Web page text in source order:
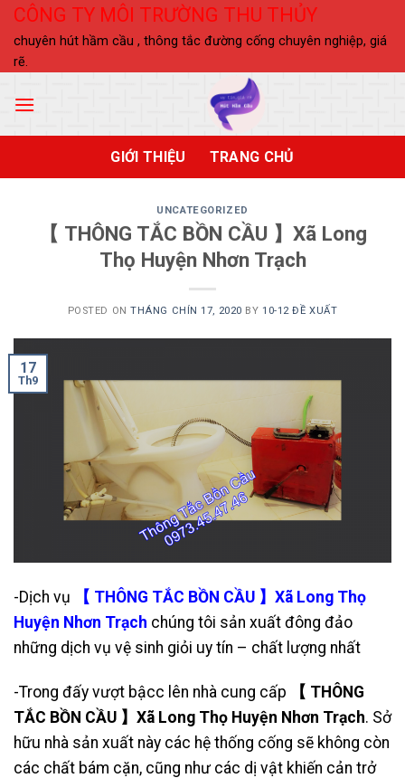
Skip
content
CÔNG TY MÔI TRƯỜNG THU THỦY
chuyên hút hầm cầu , thông tắc đường cống chuyên nghiệp, giá
rẽ.
GIỚI THIỆU TRANG CHỦ
UNCATEGORIZED
【 THÔNG TẮC BỒN CẦU 】Xã Long
Thọ Huyện Nhơn Trạch
POSTED ONTHÁNG CHÍN 17, 2020 BY10-12 ĐỀ XUẤT
17
Th9
-Dịch vụ
【 THÔNG TẮC BỒN CẦU 】Xã Long Thọ
Huyện Nhơn Trạch chúng tôi sản xuất đông đảo
những dịch vụ vệ sinh giỏi uy tín – chất lượng nhất
-Trong đấy vượt bậcc lên nhà cung cấp
【 THÔNG
TẮC BỒN CẦU 】Xã Long Thọ Huyện Nhơn Trạch. Sở
hữu nhà sản xuất này các hệ thống cống sẽ không còn
các chất bám cặn, cũng như các dị vật khiến cản trở